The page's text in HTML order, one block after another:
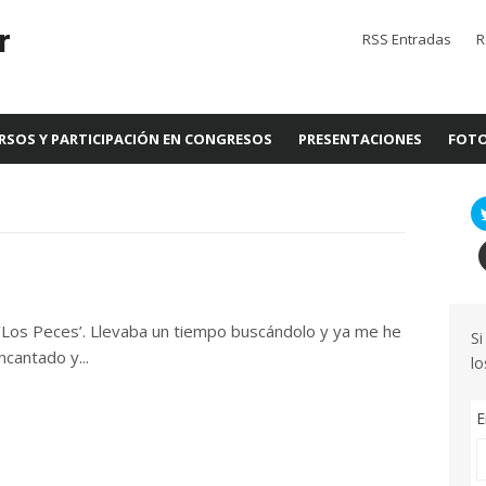
RSS Entradas
Y PARTICIPACIÓN EN CONGRESOS PRESENTACIONES
Peces’. Llevaba un tiempo buscándolo y ya me he
y...